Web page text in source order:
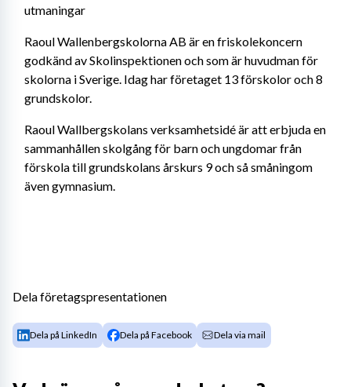
utmaningar
Raoul Wallenbergskolorna AB är en friskolekoncern
godkänd av Skolinspektionen och som är huvudman för
skolorna i Sverige. Idag har företaget 13 förskolor och 8
grundskolor.
Raoul Wallbergskolans verksamhetsidé är att erbjuda en
sammanhållen skolgång för barn och ungdomar från
förskola till grundskolans årskurs 9 och så småningom
även gymnasium.
Dela företagspresentationen
Dela på LinkedIn Dela på Facebook Dela via mail